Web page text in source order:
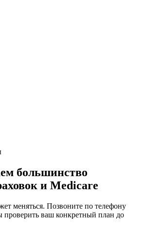
большинство
и Medicare
меняться. Позвоните по телефону
проверить ваш конкретный план до